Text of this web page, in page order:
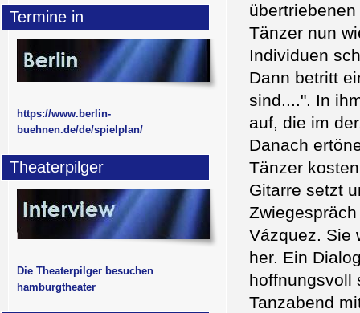
Tänzer nun
Individuen
Dann betritt
sind....". In
auf, die im
Danach
Tänzer
Gitarre setzt
Vázquez. Sie
her. Ein
hoffnungsvoll
Tanzabend
Termine in
https://www.berlin-
buehnen.de/de/spielplan/
Theaterpilger
Die Theaterpilger besuchen
hamburgtheater